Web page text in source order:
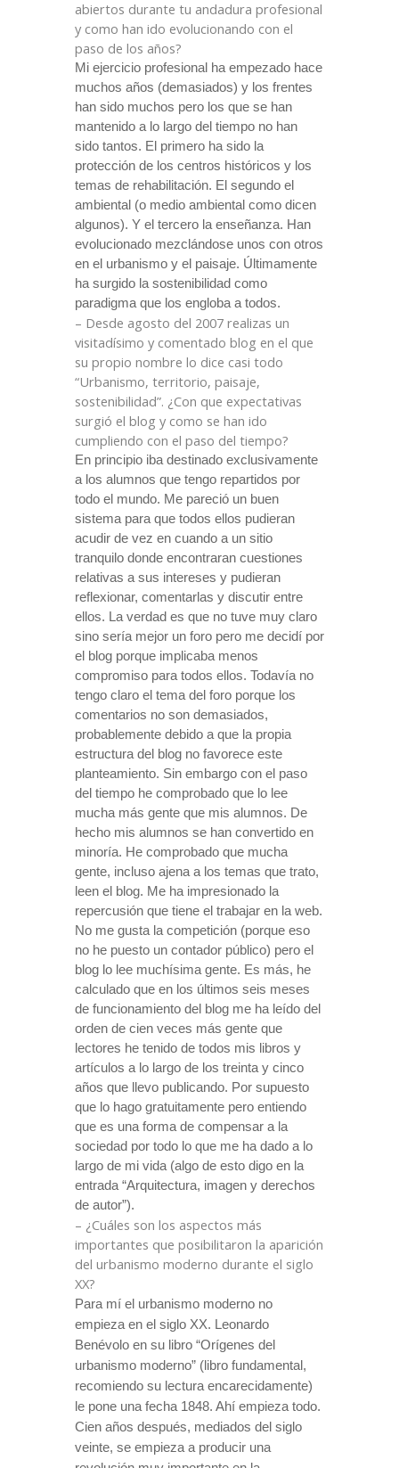
abiertos durante tu andadura profesional
y como han ido evolucionando con el
paso de los años?
Mi ejercicio profesional ha empezado hace
muchos años (demasiados) y los frentes
han sido muchos pero los que se han
mantenido a lo largo del tiempo no han
sido tantos. El primero ha sido la
protección de los centros históricos y los
temas de rehabilitación. El segundo el
ambiental (o medio ambiental como dicen
algunos). Y el tercero la enseñanza. Han
evolucionado mezclándose unos con otros
en el urbanismo y el paisaje. Últimamente
ha surgido la sostenibilidad como
paradigma que los engloba a todos.
– Desde agosto del 2007 realizas un
visitadísimo y comentado blog en el que
su propio nombre lo dice casi todo
“Urbanismo, territorio, paisaje,
sostenibilidad”. ¿Con que expectativas
surgió el blog y como se han ido
cumpliendo con el paso del tiempo?
En principio iba destinado exclusivamente
a los alumnos que tengo repartidos por
todo el mundo. Me pareció un buen
sistema para que todos ellos pudieran
acudir de vez en cuando a un sitio
tranquilo donde encontraran cuestiones
relativas a sus intereses y pudieran
reflexionar, comentarlas y discutir entre
ellos. La verdad es que no tuve muy claro
sino sería mejor un foro pero me decidí por
el blog porque implicaba menos
compromiso para todos ellos. Todavía no
tengo claro el tema del foro porque los
comentarios no son demasiados,
probablemente debido a que la propia
estructura del blog no favorece este
planteamiento. Sin embargo con el paso
del tiempo he comprobado que lo lee
mucha más gente que mis alumnos. De
hecho mis alumnos se han convertido en
minoría. He comprobado que mucha
gente, incluso ajena a los temas que trato,
leen el blog. Me ha impresionado la
repercusión que tiene el trabajar en la web.
No me gusta la competición (porque eso
no he puesto un contador público) pero el
blog lo lee muchísima gente. Es más, he
calculado que en los últimos seis meses
de funcionamiento del blog me ha leído del
orden de cien veces más gente que
lectores he tenido de todos mis libros y
artículos a lo largo de los treinta y cinco
años que llevo publicando. Por supuesto
que lo hago gratuitamente pero entiendo
que es una forma de compensar a la
sociedad por todo lo que me ha dado a lo
largo de mi vida (algo de esto digo en la
entrada “Arquitectura, imagen y derechos
de autor”).
– ¿Cuáles son los aspectos más
importantes que posibilitaron la aparición
del urbanismo moderno durante el siglo
XX?
Para mí el urbanismo moderno no
empieza en el siglo XX. Leonardo
Benévolo en su libro “Orígenes del
urbanismo moderno” (libro fundamental,
recomiendo su lectura encarecidamente)
le pone una fecha 1848. Ahí empieza todo.
Cien años después, mediados del siglo
veinte, se empieza a producir una